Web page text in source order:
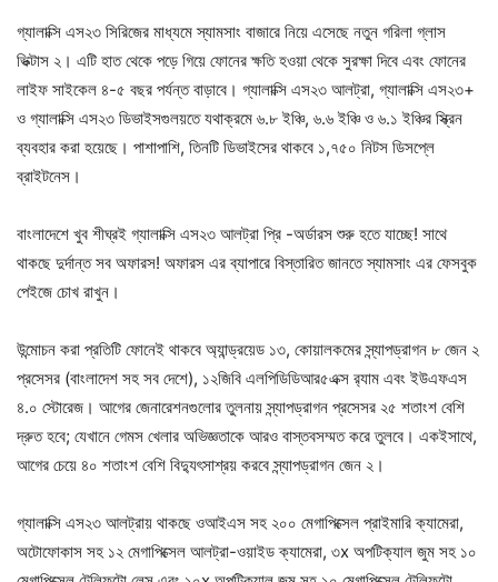
গ্যালাক্সি এস২৩ সিরিজের মাধ্যমে স্যামসাং বাজারে নিয়ে এসেছে নতুন গরিলা গ্লাস
ভিক্টাস ২। এটি হাত থেকে পড়ে গিয়ে ফোনের ক্ষতি হওয়া থেকে সুরক্ষা দিবে এবং ফোনের
লাইফ সাইকেল ৪-৫ বছর পর্যন্ত বাড়াবে। গ্যালাক্সি এস২৩ আলট্রা, গ্যালাক্সি এস২৩+
ও গ্যালাক্সি এস২৩ ডিভাইসগুলয়তে যথাক্রমে ৬.৮ ইঞ্চি, ৬.৬ ইঞ্চি ও ৬.১ ইঞ্চির স্ক্রিন
ব্যবহার করা হয়েছে। পাশাপাশি, তিনটি ডিভাইসের থাকবে ১,৭৫০ নিটস ডিসপ্লে
ব্রাইটনেস।
বাংলাদেশে খুব শীঘ্রই গ্যালাক্সি এস২৩ আলট্রা প্রি -অর্ডারস শুরু হতে যাচ্ছে! সাথে
থাকছে দুর্দান্ত সব অফারস! অফারস এর ব্যাপারে বিস্তারিত জানতে স্যামসাং এর ফেসবুক
পেইজে চোখ রাখুন।
উন্মোচন করা প্রতিটি ফোনেই থাকবে অ্যান্ড্রয়েড ১৩, কোয়ালকমের স্ন্যাপড্রাগন ৮ জেন ২
প্রসেসর (বাংলাদেশ সহ সব দেশে), ১২জিবি এলপিডিডিআর৫এক্স র‍্যাম এবং ইউএফএস
৪.০ স্টোরেজ। আগের জেনারেশনগুলোর তুলনায় স্ন্যাপড্রাগন প্রসেসর ২৫ শতাংশ বেশি
দ্রুত হবে; যেখানে গেমস খেলার অভিজ্ঞতাকে আরও বাস্তবসম্মত করে তুলবে। একইসাথে,
আগের চেয়ে ৪০ শতাংশ বেশি বিদ্যুৎসাশ্রয় করবে স্ন্যাপড্রাগন জেন ২।
গ্যালাক্সি এস২৩ আলট্রায় থাকছে ওআইএস সহ ২০০ মেগাপিক্সেল প্রাইমারি ক্যামেরা,
অটোফোকাস সহ ১২ মেগাপিক্সেল আলট্রা-ওয়াইড ক্যামেরা, ৩x অপটিক্যাল জুম সহ ১০